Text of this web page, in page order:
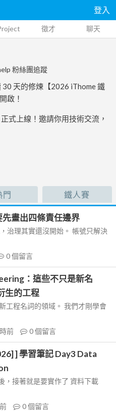
登入
徵才 聊天
粉絲團追蹤
天的修煉【2026 iThome 鐵
啟！
式上線！邀請你用技術交流，
門 鐵人賽
畫出四條責任邊界
治理其實還沒開始。 帳號只解決
0個留言
：這些不只是新名
生的工程
工程名詞的領域。 我們才剛學會
前 0個留言
] 學習筆記 Day3 Data
，接著就是要實作了 資料下載
0個留言